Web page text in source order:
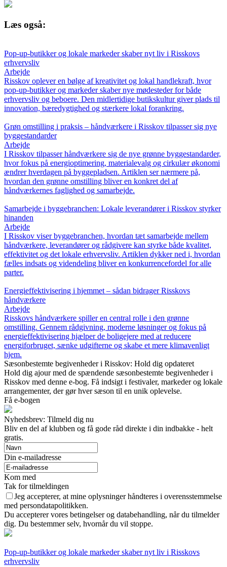
Læs også:
Pop-up-butikker og lokale markeder skaber nyt liv i Risskovs
erhvervsliv
Arbejde
Risskov oplever en bølge af kreativitet og lokal handlekraft, hvor
pop-up-butikker og markeder skaber nye mødesteder for både
erhvervsliv og beboere. Den midlertidige butikskultur giver plads til
innovation, bæredygtighed og stærkere lokal forankring.
Grøn omstilling i praksis – håndværkere i Risskov tilpasser sig nye
byggestandarder
Arbejde
I Risskov tilpasser håndværkere sig de nye grønne byggestandarder,
hvor fokus på energioptimering, materialevalg og cirkulær økonomi
ændrer hverdagen på byggepladsen. Artiklen ser nærmere på,
hvordan den grønne omstilling bliver en konkret del af
håndværkernes faglighed og samarbejde.
Samarbejde i byggebranchen: Lokale leverandører i Risskov styrker
hinanden
Arbejde
I Risskov viser byggebranchen, hvordan tæt samarbejde mellem
håndværkere, leverandører og rådgivere kan styrke både kvalitet,
effektivitet og det lokale erhvervsliv. Artiklen dykker ned i, hvordan
fælles indsats og videndeling bliver en konkurrencefordel for alle
parter.
Energieffektivisering i hjemmet – sådan bidrager Risskovs
håndværkere
Arbejde
Risskovs håndværkere spiller en central rolle i den grønne
omstilling. Gennem rådgivning, moderne løsninger og fokus på
energieffektivisering hjælper de boligejere med at reducere
energiforbruget, sænke udgifterne og skabe et mere klimavenligt
hjem.
Sæsonbestemte begivenheder i Risskov: Hold dig opdateret
Hold dig ajour med de spændende sæsonbestemte begivenheder i
Risskov med denne e-bog. Få indsigt i festivaler, markeder og lokale
arrangementer, der gør hver sæson til en unik oplevelse.
Få e-bogen
Nyhedsbrev: Tilmeld dig nu
Bliv en del af klubben og få gode råd direkte i din indbakke - helt
gratis.
Din e-mailadresse
Kom med
Tak for tilmeldingen
Jeg accepterer, at mine oplysninger håndteres i overensstemmelse
med persondatapolitikken.
Du accepterer vores betingelser og databehandling, når du tilmelder
dig. Du bestemmer selv, hvornår du vil stoppe.
Pop-up-butikker og lokale markeder skaber nyt liv i Risskovs
erhvervsliv